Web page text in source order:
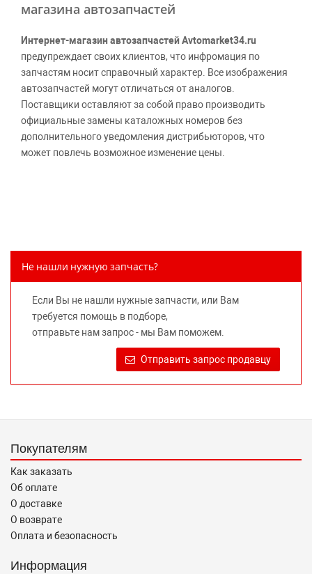
магазина автозапчастей
Интернет-магазин автозапчастей Avtomarket34.ru
предупреждает своих клиентов, что инфромация по
запчастям носит справочный характер. Все изображения
автозапчастей могут отличаться от аналогов.
Поставщики оставляют за собой право производить
официальные замены каталожных номеров без
дополнительного уведомления дистрибьюторов, что
может повлечь возможное изменение цены.
предлагаемых к продаже запасных частей для
правообладателей указанных товарных знаков.
Требование предоставлять покупателю необходимую и
достоверную информацию о товаре, предлагаемом к
продаже, обеспечивающую возможность их правильного
выбора возложено на продавца (изготовителя) Законом
«О защите прав потребителей».
Не нашли нужную запчасть?
Если Вы не нашли нужные запчасти, или Вам
требуется помощь в подборе,
отправьте нам запрос - мы Вам поможем.
Отправить запрос продавцу
Покупателям
Как заказать
Об оплате
О доставке
О возврате
Оплата и безопасность
Информация